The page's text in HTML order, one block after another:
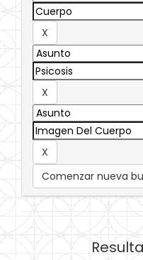
Comenzar nueva